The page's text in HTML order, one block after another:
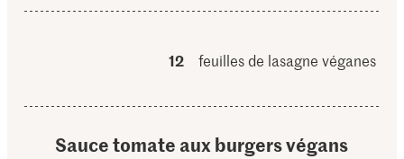
12 feuilles de lasagne véganes
Sauce tomate aux burgers végans